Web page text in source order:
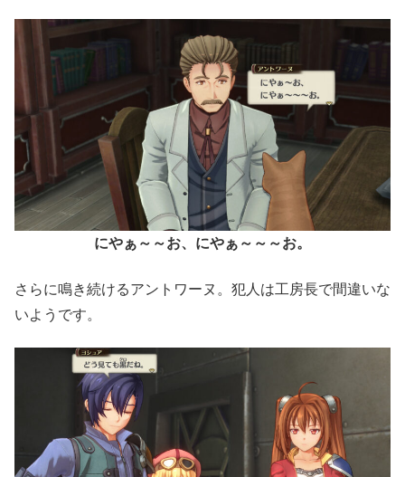
にやぁ～～お、にやぁ～～～お。
さらに鳴き続けるアントワーヌ。犯人は工房長で間違いな
いようです。